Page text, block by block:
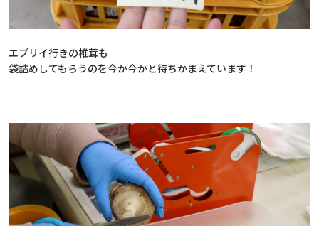
エブリイ行きの椎茸も
袋詰めしてもらうのを今か今かと待ちかまえています！